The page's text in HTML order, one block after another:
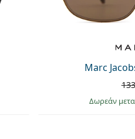
Marc
Δωρεάν